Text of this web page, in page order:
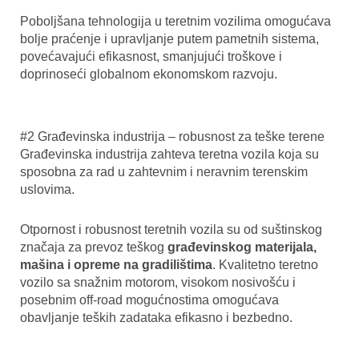
Poboljšana tehnologija u teretnim vozilima omogućava
bolje praćenje i upravljanje putem pametnih sistema,
povećavajući efikasnost, smanjujući troškove i
doprinoseći globalnom ekonomskom razvoju.
#2 Građevinska industrija – robusnost za teške terene
Građevinska industrija zahteva teretna vozila koja su
sposobna za rad u zahtevnim i neravnim terenskim
uslovima.
Otpornost i robusnost teretnih vozila su od suštinskog
značaja za prevoz teškog građevinskog materijala,
mašina i opreme na gradilištima. Kvalitetno teretno
vozilo sa snažnim motorom, visokom nosivošću i
posebnim off-road mogućnostima omogućava
obavljanje teških zadataka efikasno i bezbedno.